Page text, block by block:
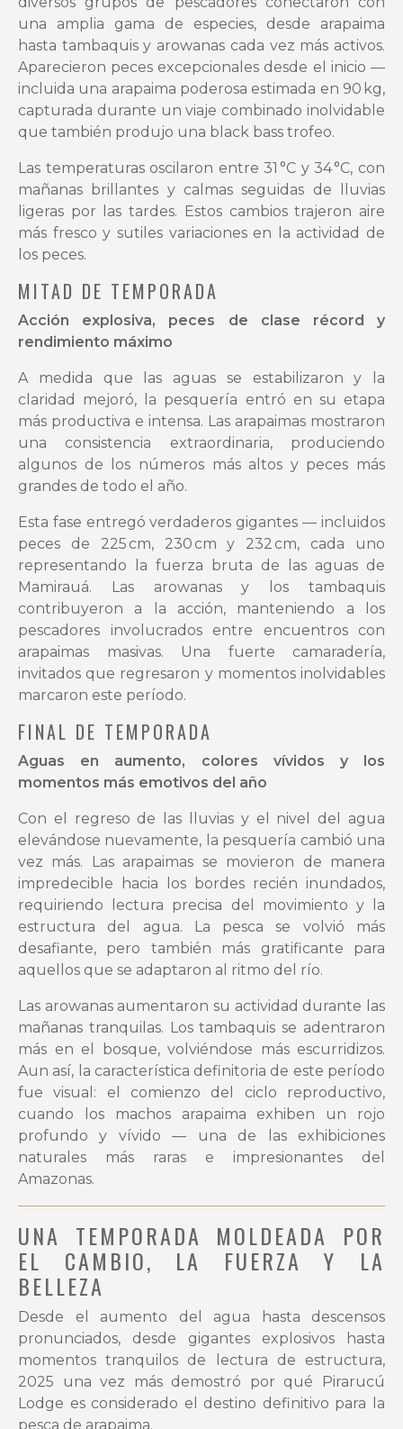
una amplia gama de especies, desde arapaima
hasta tambaquis y arowanas cada vez más activos.
Aparecieron peces excepcionales desde el inicio —
incluida una arapaima poderosa estimada en 90 kg,
capturada durante un viaje combinado inolvidable
que también produjo una black bass trofeo.
Las temperaturas oscilaron entre 31 °C y 34 °C, con
mañanas brillantes y calmas seguidas de lluvias
ligeras por las tardes. Estos cambios trajeron aire
más fresco y sutiles variaciones en la actividad de
los peces.
MITAD DE TEMPORADA
Acción explosiva, peces de clase récord y
rendimiento máximo
A medida que las aguas se estabilizaron y la
claridad mejoró, la pesquería entró en su etapa
más productiva e intensa. Las arapaimas mostraron
una consistencia extraordinaria, produciendo
algunos de los números más altos y peces más
grandes de todo el año.
Esta fase entregó verdaderos gigantes — incluidos
peces de 225 cm, 230 cm y 232 cm, cada uno
representando la fuerza bruta de las aguas de
Mamirauá. Las arowanas y los tambaquis
contribuyeron a la acción, manteniendo a los
pescadores involucrados entre encuentros con
arapaimas masivas. Una fuerte camaradería,
invitados que regresaron y momentos inolvidables
marcaron este período.
FINAL DE TEMPORADA
Aguas en aumento, colores vívidos y los
momentos más emotivos del año
Con el regreso de las lluvias y el nivel del agua
elevándose nuevamente, la pesquería cambió una
vez más. Las arapaimas se movieron de manera
impredecible hacia los bordes recién inundados,
requiriendo lectura precisa del movimiento y la
estructura del agua. La pesca se volvió más
desafiante, pero también más gratificante para
aquellos que se adaptaron al ritmo del río.
Las arowanas aumentaron su actividad durante las
mañanas tranquilas. Los tambaquis se adentraron
más en el bosque, volviéndose más escurridizos.
Aun así, la característica definitoria de este período
fue visual: el comienzo del ciclo reproductivo,
cuando los machos arapaima exhiben un rojo
profundo y vívido — una de las exhibiciones
naturales más raras e impresionantes del
Amazonas.
UNA TEMPORADA MOLDEADA POR
EL CAMBIO, LA FUERZA Y LA
BELLEZA
Desde el aumento del agua hasta descensos
pronunciados, desde gigantes explosivos hasta
momentos tranquilos de lectura de estructura,
2025 una vez más demostró por qué Pirarucú
Lodge es considerado el destino definitivo para la
pesca de arapaima.